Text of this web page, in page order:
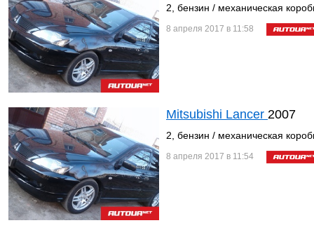
2, бензин / механическая
8 апреля 2017 в 11:58
Mitsubishi Lancer 2007
2, бензин / механическая
8 апреля 2017 в 11:54